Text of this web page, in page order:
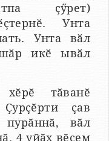
ҫӳрет)
Унта
Унта вӑл
икӗ ывӑл
тӑванӗ
ҫав
вӑл
4 уйӑх вӗсем